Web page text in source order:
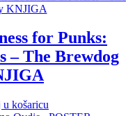
for Punks:
– The Brewdog
u košaricu